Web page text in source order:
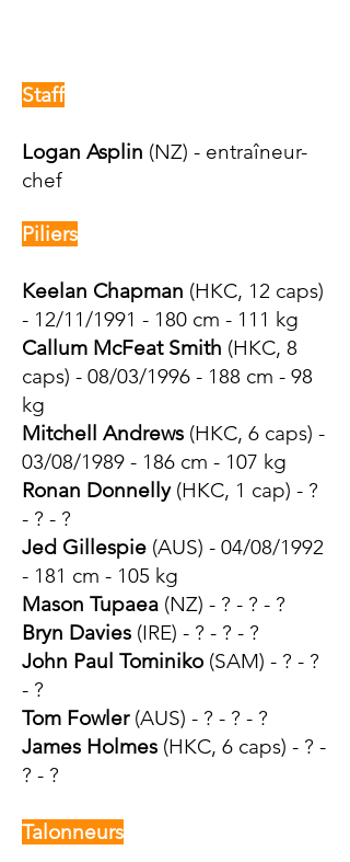
Staff
Logan Asplin (NZ) - entraîneur-
chef
Piliers
Keelan Chapman (HKC, 12 caps)
- 12/11/1991 - 180 cm - 111 kg
Callum McFeat Smith (HKC, 8
caps) - 08/03/1996 - 188 cm - 98
kg
Mitchell Andrews (HKC, 6 caps) -
03/08/1989 - 186 cm - 107 kg
Ronan Donnelly(HKC, 1 cap) - ?
- ? - ?
Jed Gillespie (AUS) - 04/08/1992
- 181 cm - 105 kg​
Mason Tupaea (NZ) - ? - ? - ?
Bryn Davies (IRE) - ? - ? - ?
John Paul Tominiko (SAM) - ? - ?
- ?
Tom Fowler(AUS) - ? - ? - ?
James Holmes (HKC, 6 caps) - ? -
? - ?
Talonneurs